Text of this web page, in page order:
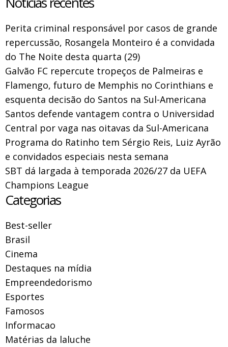
Perita criminal responsável por casos de grande
repercussão, Rosangela Monteiro é a convidada
do The Noite desta quarta (29)
Galvão FC repercute tropeços de Palmeiras e
Flamengo, futuro de Memphis no Corinthians e
esquenta decisão do Santos na Sul-Americana
Santos defende vantagem contra o Universidad
Central por vaga nas oitavas da Sul-Americana
Programa do Ratinho tem Sérgio Reis, Luiz Ayrão
e convidados especiais nesta semana
SBT dá largada à temporada 2026/27 da UEFA
Champions League
Categorias
Best-seller
Brasil
Cinema
Destaques na mídia
Empreendedorismo
Esportes
Famosos
Informacao
Matérias da laluche